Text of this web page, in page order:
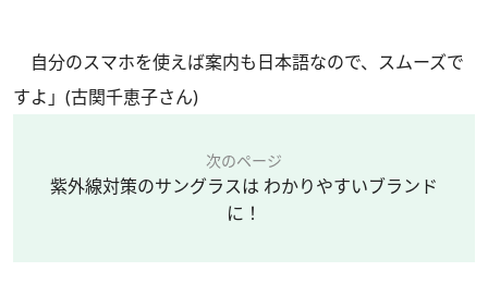
自分のスマホを使えば案内も日本語なので、スムーズで
すよ」(古関千恵子さん)
次のページ
紫外線対策のサングラスは わかりやすいブランド
に！